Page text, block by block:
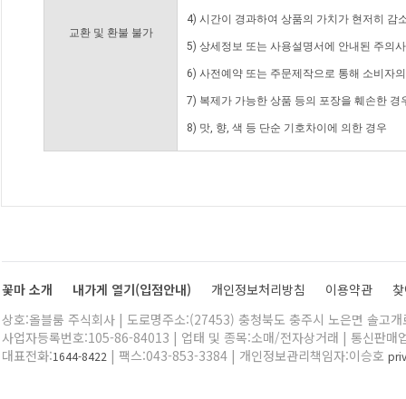
교환 및 환불 불가
4) 시간이 경과하여 상품의 가치가 현저히 감
5) 상세정보 또는 사용설명서에 안내된 주의
6) 사전예약 또는 주문제작으로 통해 소비자
7) 복제가 가능한 상품 등의 포장을 훼손한 경
8) 맛, 향, 색 등 단순 기호차이에 의한 경우
꽃마 소개 내가게 열기(입점안내) 개인정보처리방침 이용약관
상호:올블룸 주식회사 | 도로명주소:(27453) 충청북도 충주시 노은면 솔고
사업자등록번호:105-86-84013 | 업태 및 종목:소매/전자상거래 | 통신판매
대표전화:1644-8422 | 팩스:043-853-3384 | 개인정보관리책임자:이승호